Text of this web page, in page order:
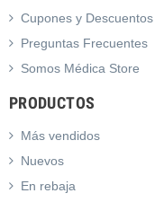
Cupones y Descuentos
Preguntas Frecuentes
Somos Médica Store
PRODUCTOS
Más vendidos
Nuevos
En rebaja